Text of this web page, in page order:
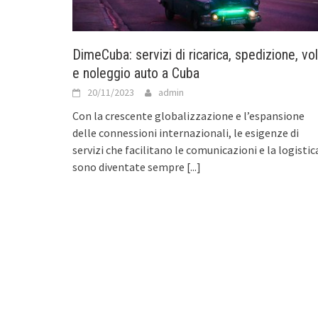
DimeCuba: servizi di ricarica, spedizione,
e noleggio auto a Cuba
20/11/2023 admin
Con la crescente globalizzazione e l’espansione
delle connessioni internazionali, le esigenze di
servizi che facilitano le comunicazioni e la
sono diventate sempre [...]